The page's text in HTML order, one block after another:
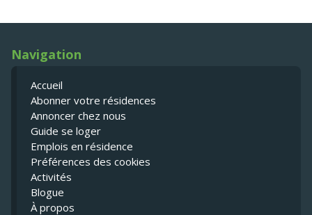
Navigation
Accueil
Abonner votre résidences
Annoncer chez nous
Guide se loger
Emplois en résidence
Préférences des cookies
Activités
Blogue
À propos